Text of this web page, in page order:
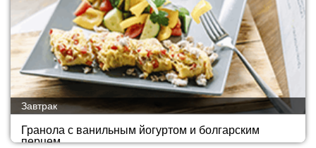
Гранола с ванильным йогуртом и болгарским
перцем
Завтрак